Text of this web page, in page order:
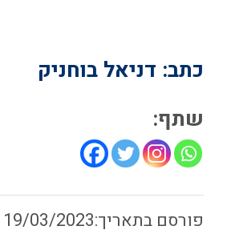
כתב: דניאל בוחניק
שתף:
19/03/2023